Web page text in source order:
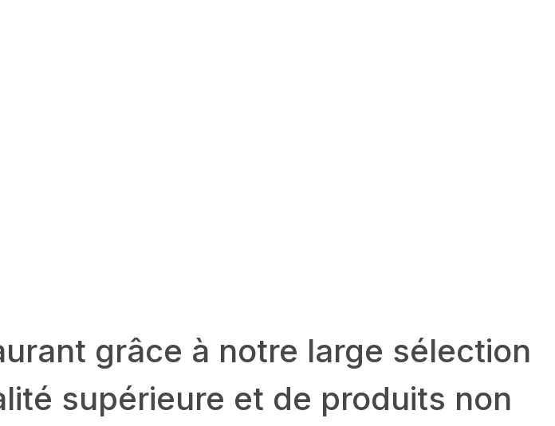
grâce à notre large sélection
supérieure et de produits non